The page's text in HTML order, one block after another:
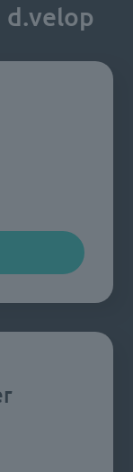
d.velop